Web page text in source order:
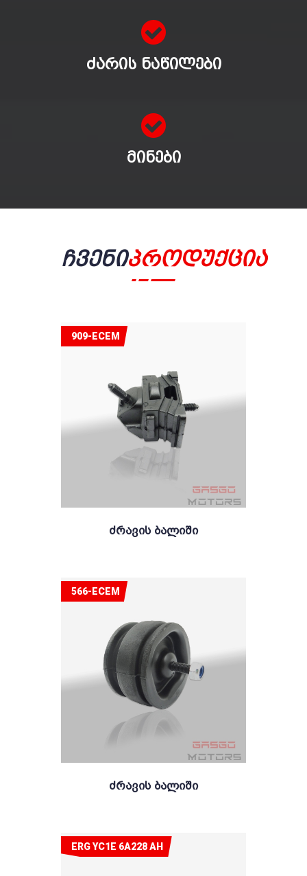
ᲫᲐᲠᲘᲡ ᲜᲐᲬᲘᲚᲔᲑᲘ
ᲛᲘᲜᲔᲑᲘ
ᲩვენიᲞროდუქცია
Ძრავის Ბალიში
909-ECEM
Ძრავის Ბალიში
566-ECEM
ERG YC1E 6A228 AH